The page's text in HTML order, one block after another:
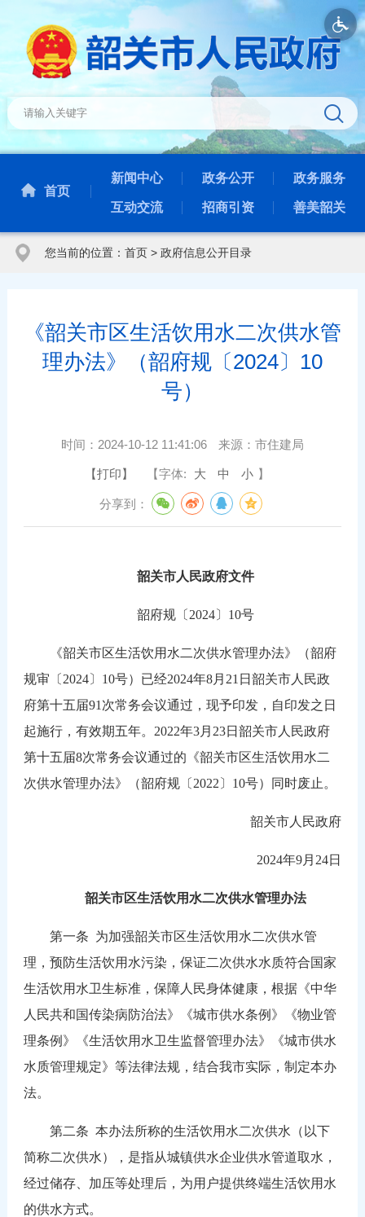
首页
新闻中心 政务公开 政务服务
互动交流 招商引资 善美韶关
您当前的位置： 首页> 政府信息公开目录
《韶关市区生活饮用水二次供水管
理办法》（韶府规〔2024〕10
号）
时间： 2024-10-12 11:41:06 来源： 市住建局
【打印】 【字体: 大 中 小 】
分享到：
韶关市人民政府文件
韶府规〔2024〕10号
《韶关市区生活饮用水二次供水管理办法》（韶府
规审〔2024〕10号）已经2024年8月21日韶关市人民政
府第十五届91次常务会议通过，现予印发，自印发之日
起施行，有效期五年。2022年3月23日韶关市人民政府
第十五届8次常务会议通过的《韶关市区生活饮用水二
次供水管理办法》（韶府规〔2022〕10号）同时废止。
韶关市人民政府
2024年9月24日
韶关市区生活饮用水二次供水管理办法
第一条 为加强韶关市区生活饮用水二次供水管
理，预防生活饮用水污染，保证二次供水水质符合国家
生活饮用水卫生标准，保障人民身体健康，根据《中华
人民共和国传染病防治法》《城市供水条例》《物业管
理条例》《生活饮用水卫生监督管理办法》《城市供水
水质管理规定》等法律法规，结合我市实际，制定本办
法。
第二条 本办法所称的生活饮用水二次供水（以下
简称二次供水），是指从城镇供水企业供水管道取水，
经过储存、加压等处理后，为用户提供终端生活饮用水
的供水方式。